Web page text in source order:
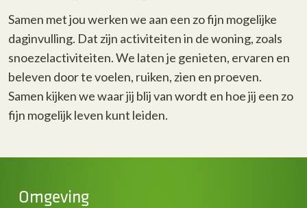
Samen met jou werken we aan een zo fijn mogelijke
daginvulling. Dat zijn activiteiten in de woning, zoals
snoezelactiviteiten. We laten je genieten, ervaren en
beleven door te voelen, ruiken, zien en proeven.
Samen kijken we waar jij blij van wordt en hoe jij een zo
fijn mogelijk leven kunt leiden.
Omgeving